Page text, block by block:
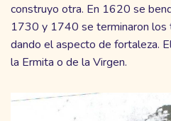
construyo otra. En 1620 se
1730 y 1740 se terminaron los
dando el aspecto de fortaleza.
la Ermita o de la Virgen.